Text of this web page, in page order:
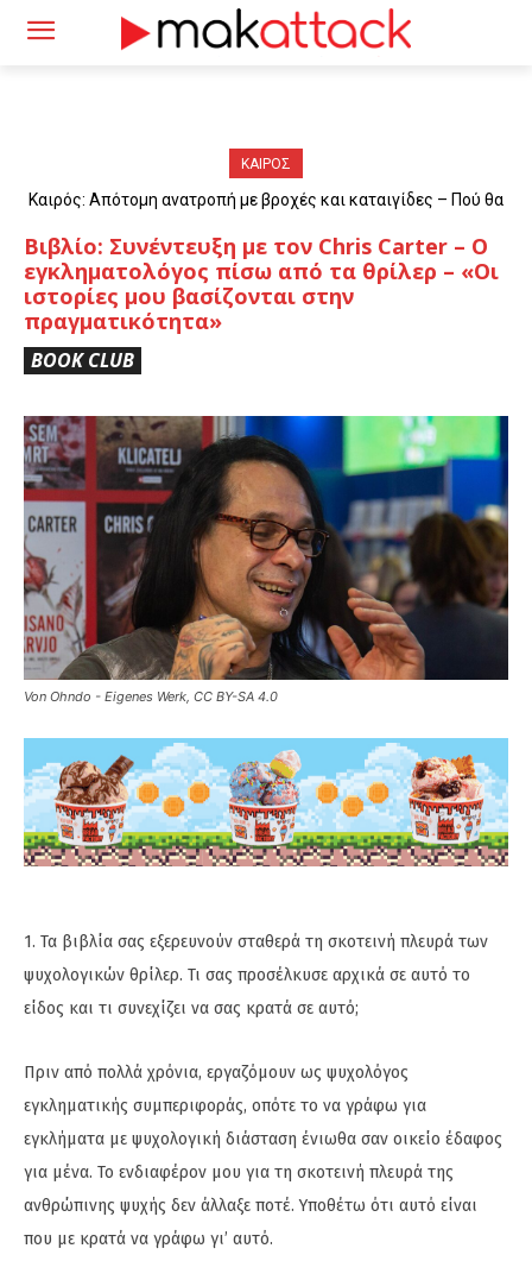
ΚΑΙΡΟΣ
Καιρός: Απότομη ανατροπή με βροχές και καταιγίδες – Πού θα
Βιβλίο: Συνέντευξη με τον Chris Carter – Ο
εγκληματολόγος πίσω από τα θρίλερ – «Οι
ιστορίες μου βασίζονται στην
πραγματικότητα»
BOOK CLUB
Von Ohndo - Eigenes Werk, CC BY-SA 4.0
1. Τα βιβλία σας εξερευνούν σταθερά τη σκοτεινή πλευρά των
ψυχολογικών θρίλερ. Τι σας προσέλκυσε αρχικά σε αυτό το
είδος και τι συνεχίζει να σας κρατά σε αυτό;
Πριν από πολλά χρόνια, εργαζόμουν ως ψυχολόγος
εγκληματικής συμπεριφοράς, οπότε το να γράφω για
εγκλήματα με ψυχολογική διάσταση ένιωθα σαν οικείο έδαφος
για μένα. Το ενδιαφέρον μου για τη σκοτεινή πλευρά της
ανθρώπινης ψυχής δεν άλλαξε ποτέ. Υποθέτω ότι αυτό είναι
που με κρατά να γράφω γι’ αυτό.